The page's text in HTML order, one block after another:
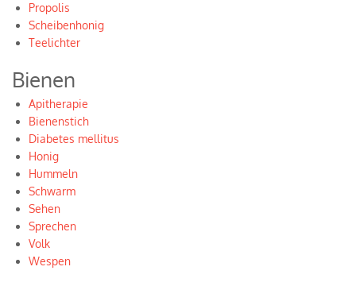
Propolis
Scheibenhonig
Teelichter
Bienen
Apitherapie
Bienenstich
Diabetes mellitus
Honig
Hummeln
Schwarm
Sehen
Sprechen
Volk
Wespen